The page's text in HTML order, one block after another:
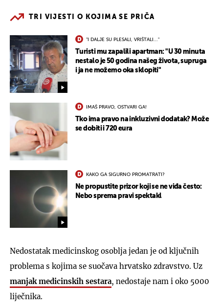
TRI VIJESTI O KOJIMA SE PRIČA
"I DALJE SU PLESALI, VRIŠTALI..."
Turisti mu zapalili apartman: "U 30 minuta
nestalo je 50 godina našeg života, supruga
i ja ne možemo oka sklopiti"
IMAŠ PRAVO, OSTVARI GA!
Tko ima pravo na inkluzivni dodatak? Može
se dobiti i 720 eura
KAKO GA SIGURNO PROMATRATI?
Ne propustite prizor koji se ne viđa često:
Nebo sprema pravi spektakl
Nedostatak medicinskog osoblja jedan je od ključnih
problema s kojima se suočava hrvatsko zdravstvo. Uz
manjak medicinskih sestara, nedostaje nam i oko 5000
liječnika.